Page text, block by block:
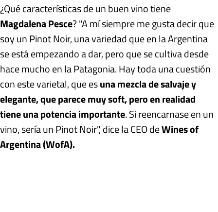
¿Qué características de un buen vino tiene
Magdalena Pesce? "A mí siempre me gusta decir que
soy un Pinot Noir, una variedad que en la Argentina
se está empezando a dar, pero que se cultiva desde
hace mucho en la Patagonia. Hay toda una cuestión
con este varietal, que esuna mezcla de salvaje y
elegante, que parece muy soft, pero en realidad
tiene una potencia importante. Si reencarnase en un
vino, sería un Pinot Noir", dice la CEO deWines of
Argentina (WofA).